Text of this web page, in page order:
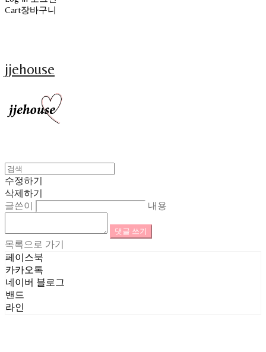
Cart장바구니
jjehouse
수정하기
삭제하기
글쓴이
내용
댓글 쓰기
목록으로 가기
페이스북
카카오톡
네이버 블로그
밴드
라인